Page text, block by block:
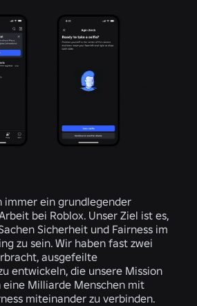
immer ein grundlegender
bei Roblox. Unser Ziel ist es,
Sicherheit und Fairness im
zu sein. Wir haben fast zwei
ausgefeilte
entwickeln, die unsere Mission
Milliarde Menschen mit
miteinander zu verbinden.